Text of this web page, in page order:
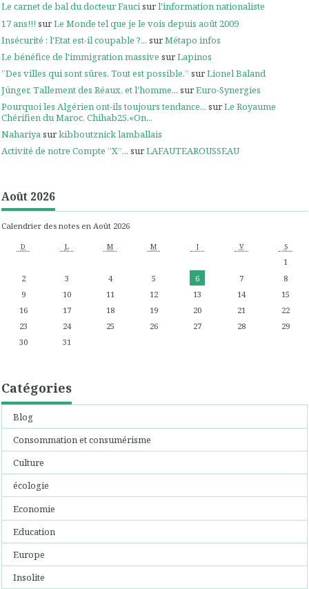
Le carnet de bal du docteur Faucisurl'information nationaliste
17 ans!!! surLe Monde tel que je le vois depuis août 2009
Insécurité : l'Etat est-il coupable ?... surMétapo infos
Le bénéfice de l'immigration massive surLapinos
”Des villes qui sont sûres. Tout est possible.” surLionel Baland
Jünger, Tallement des Réaux, et l'homme... surEuro-Synergies
Pourquoi les Algérien ont-ils toujours tendance... surLe Royaume
Chérifien du Maroc, Chihab25.«On...
Nahariyasurkibboutznick lamballais
Activité de notre Compte ”X”... surLAFAUTEAROUSSEAU
Août 2026
Calendrier des notes en Août 2026
D L M M J V S
1
2
3 4 5 6 7
8
9
10 11 12 13 14
15
16
17 18 19 20 21
22
23
24 25 26 27 28
29
30
31
Catégories
Blog
Consommation et consumérisme
Culture
écologie
Economie
Education
Europe
Insolite